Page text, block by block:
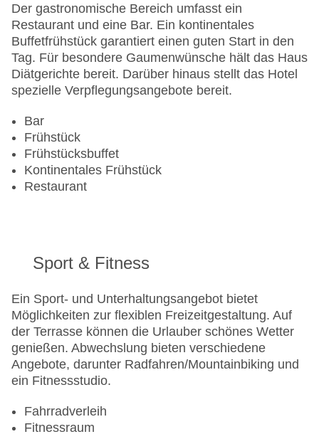
WLAN/WiFi im Hotel
Letzte umfassende Renovierung: 2011
Lift
Anzahl der Konferenzräume: 1
Anzahl der Aufzüge: 1
Haustiere: gegen Gebühr
Gesamtanzahl der Stockwerke: 7
Gesamtanzahl der Zimmer: 22
Zahlungsarten: American Express, EC Maestro,
Mastercard, Visa
Landeskategorie: 4 Sterne
Der gastronomische Bereich umfasst ein
Restaurant und eine Bar. Ein kontinentales
Buffetfrühstück garantiert einen guten Start in den
Tag. Für besondere Gaumenwünsche hält das Haus
Diätgerichte bereit. Darüber hinaus stellt das Hotel
spezielle Verpflegungsangebote bereit.
Bar
Frühstück
Frühstücksbuffet
Kontinentales Frühstück
Restaurant
Sport & Fitness
Ein Sport- und Unterhaltungsangebot bietet
Möglichkeiten zur flexiblen Freizeitgestaltung. Auf
der Terrasse können die Urlauber schönes Wetter
genießen. Abwechslung bieten verschiedene
Angebote, darunter Radfahren/Mountainbiking und
ein Fitnessstudio.
Fahrradverleih
Fitnessraum